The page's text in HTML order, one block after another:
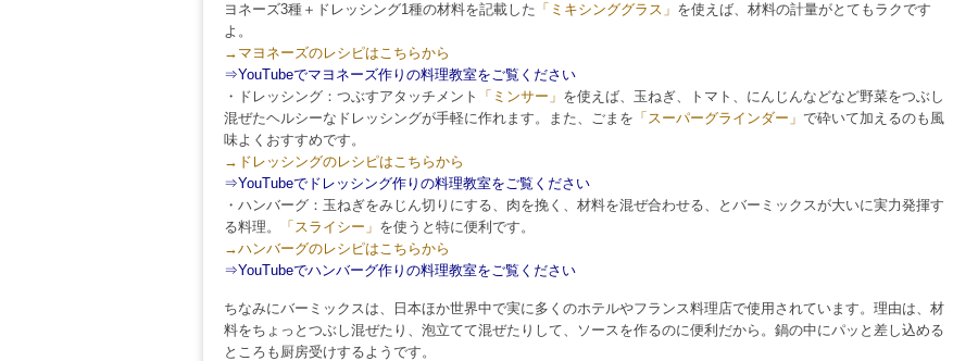
ヨネーズ3種＋ドレッシング1種の材料を記載した 「ミキシンググラス」 を使えば、材料の計量がとてもラクです
よ。
→マヨネーズのレシピはこちらから
⇒YouTubeでマヨネーズ作りの料理教室をご覧ください
・ドレッシング：つぶすアタッチメント
「ミンサー」 を使えば、玉ねぎ、トマト、にんじんなどなど野菜をつぶし
混ぜたヘルシーなドレッシングが手軽に作れます。また、ごまを 「スーパーグラインダー」 で砕いて加えるのも風
味よくおすすめです。
→ドレッシングのレシピはこちらから
⇒YouTubeでドレッシング作りの料理教室をご覧ください
・ハンバーグ：玉ねぎをみじん切りにする、肉を挽く、材料を混ぜ合わせる、とバーミックスが大いに実力発揮す
る料理。
「スライシー」 を使うと特に便利です。
→ハンバーグのレシピはこちらから
⇒YouTubeでハンバーグ作りの料理教室をご覧ください
ちなみにバーミックスは、日本ほか世界中で実に多くのホテルやフランス料理店で使用されています。理由は、材
料をちょっとつぶし混ぜたり、泡立てて混ぜたりして、ソースを作るのに便利だから。鍋の中にパッと差し込める
ところも厨房受けするようです。